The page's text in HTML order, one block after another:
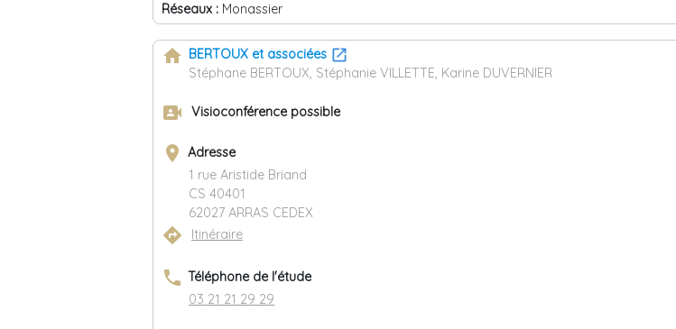
Réseaux : Monassier
home BERTOUX et associées
Stéphane BERTOUX, Stéphanie VILLETTE, Karine DUVERNIER
video_camera_front Visioconférence possible
place Adresse
1 rue Aristide Briand
CS 40401
62027 ARRAS CEDEX
directions Itinéraire
phone Téléphone de l'étude
03 21 21 29 29